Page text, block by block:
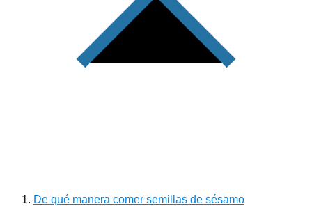
De qué manera comer semillas de sésamo